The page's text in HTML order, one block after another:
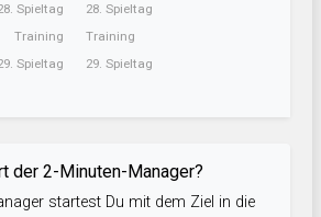
Spieltag
Training
Spieltag
28. Spieltag
Training
29. Spieltag
der 2-Minuten-Manager?
startest Du mit dem Ziel in die